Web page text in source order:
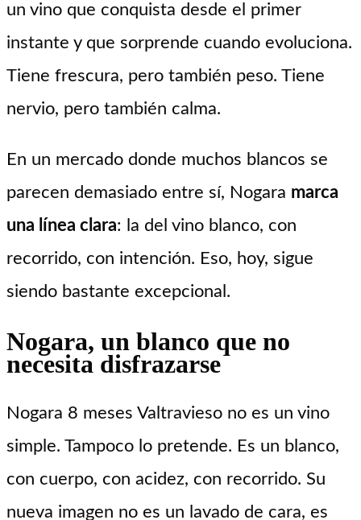
un vino que conquista desde el primer
instante y que sorprende cuando evoluciona.
Tiene frescura, pero también peso. Tiene
nervio, pero también calma.
En un mercado donde muchos blancos se
parecen demasiado entre sí, Nogara marca
una línea clara: la del vino blanco, con
recorrido, con intención. Eso, hoy, sigue
siendo bastante excepcional.
Nogara, un blanco que no
necesita disfrazarse
Nogara 8 meses Valtravieso no es un vino
simple. Tampoco lo pretende. Es un blanco,
con cuerpo, con acidez, con recorrido. Su
nueva imagen no es un lavado de cara, es